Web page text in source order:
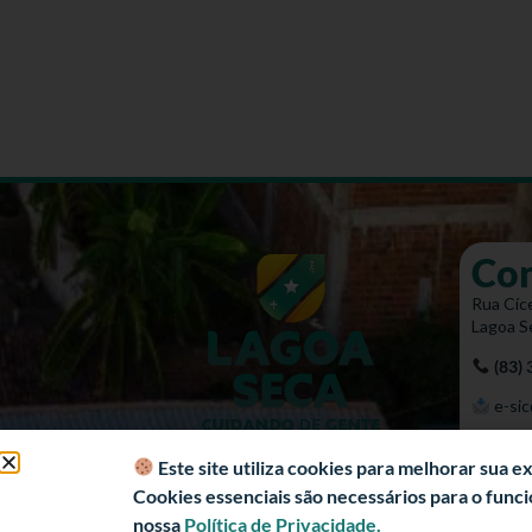
Rua
Lagoa
(83)
e-
Este site utiliza cookies para melhorar sua
Cookies essenciais são necessários para o
nossa Política de Privacidade.